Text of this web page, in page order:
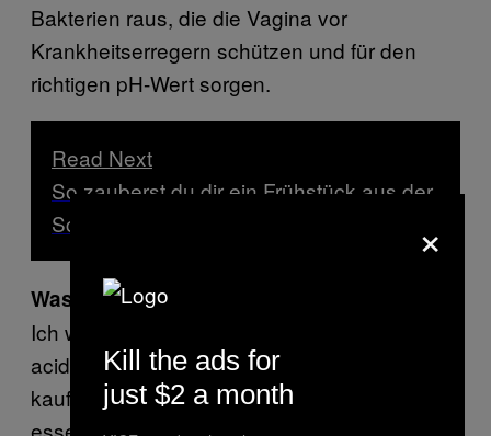
Bakterien raus, die die Vagina vor
Krankheitserregern schützen und für den
richtigen pH-Wert sorgen.
Read Next
So zauberst du dir ein Frühstück aus der
Scheide
Was kann man dagegen tun?
Ich würde empfehlen, sich Lactobacillus-
acidophilus-Kapseln in der Drogerie zu
kaufen oder probiotische Joghurtprodukte zu
essen.
×
Kill the ads for
just $2 a month